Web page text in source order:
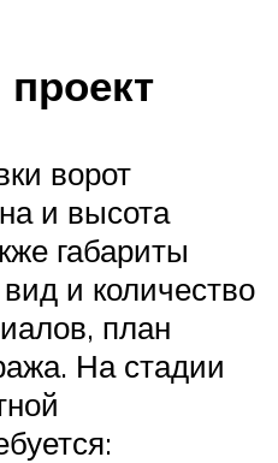
ворот
и высота
габариты
и количество
план
На стадии